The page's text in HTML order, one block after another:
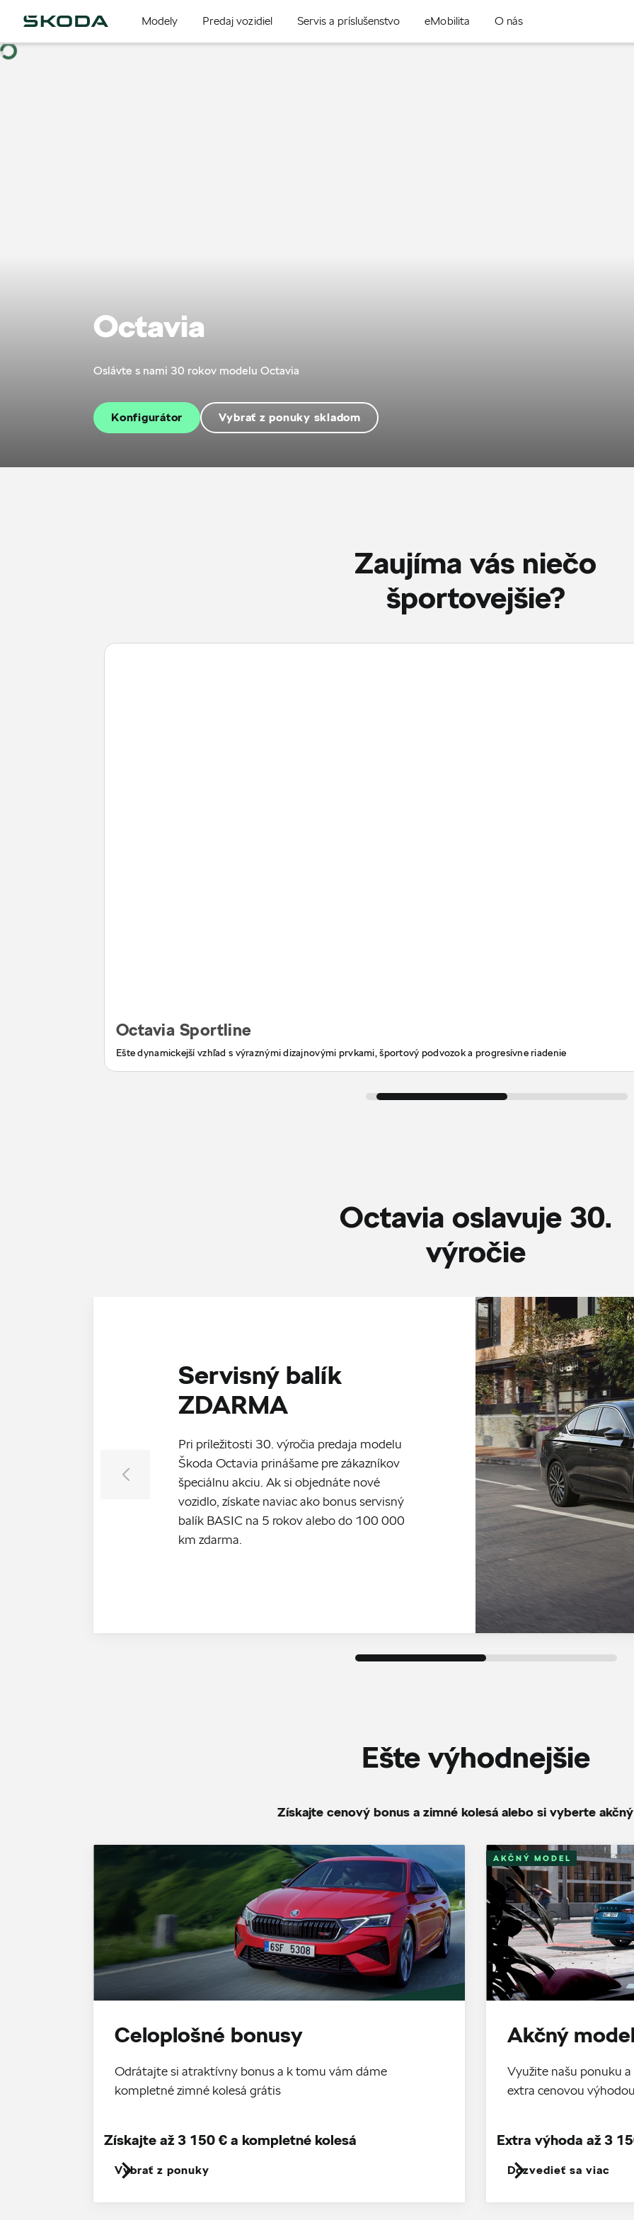
Modely Predaj vozidiel Servis a príslušenstvo eMobilita O nás
Octavia
Oslávte s nami 30 rokov modelu Octavia
Konfigurátor Vybrať z ponuky skladom
Zaujíma vás niečo
športovejšie?
Octavia Sportline
Ešte dynamickejší vzhľad s výraznými dizajnovými prvkami, športový podvozok a progresívne riadenie
Octavia oslavuje 30.
‎výročie
Servisný balík
ZDARMA
Pri príležitosti 30. výročia predaja modelu
Škoda Octavia prinášame pre zákazníkov
špeciálnu akciu. Ak si objednáte nové
vozidlo, získate naviac ako bonus servisný
balík BASIC na 5 rokov alebo do 100 000
km zdarma.
Ešte výhodnejšie
Získajte cenový bonus a zimné kolesá alebo si vyberte
Celoplošné bonusy
Odrátajte si atraktívny bonus a k tomu vám dáme
kompletné zimné kolesá grátis
Vybrať z ponuky
Získajte až 3 150 € a kompletné kolesá
AKČNÝ MODEL
Akčný
Využite našu ponuku
extra cenovou výhodou
Dozvedieť sa viac
Extra výhoda až 3